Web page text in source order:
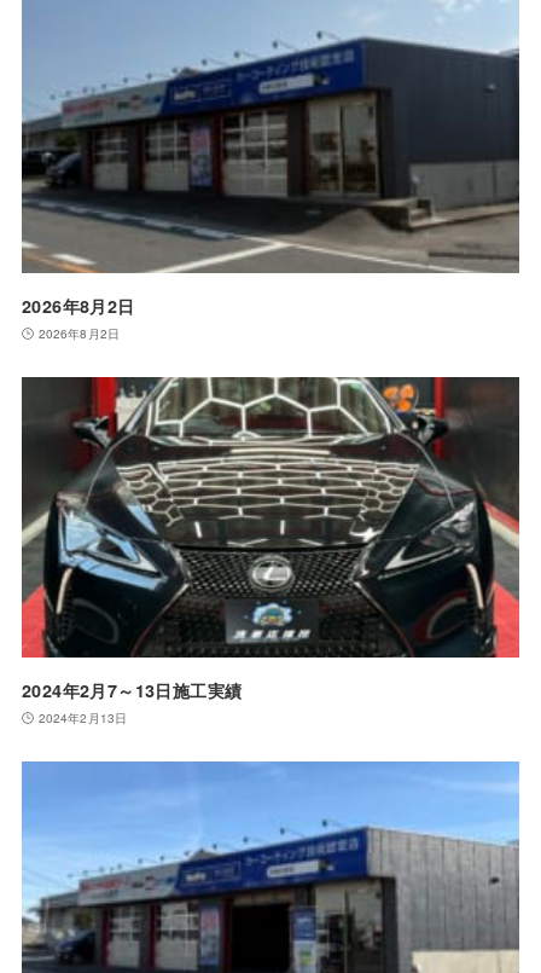
2026年8月2日
2026年8月2日
2024年2月7～13日施工実績
2024年2月13日